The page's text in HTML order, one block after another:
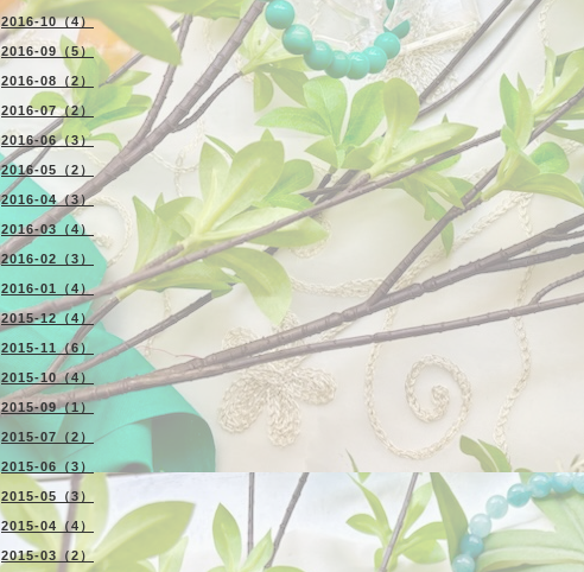
2016-10（4）
2016-09（5）
2016-08（2）
2016-07（2）
2016-06（3）
2016-05（2）
2016-04（3）
2016-03（4）
2016-02（3）
2016-01（4）
2015-12（4）
2015-11（6）
2015-10（4）
2015-09（1）
2015-07（2）
2015-06（3）
2015-05（3）
2015-04（4）
2015-03（2）